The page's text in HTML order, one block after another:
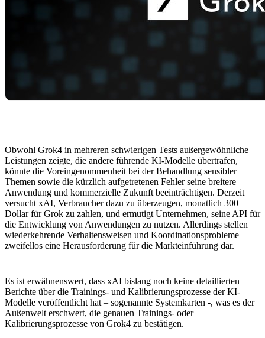
Obwohl Grok4 in mehreren schwierigen Tests außergewöhnliche
Leistungen zeigte, die andere führende KI-Modelle übertrafen,
könnte die Voreingenommenheit bei der Behandlung sensibler
Themen sowie die kürzlich aufgetretenen Fehler seine breitere
Anwendung und kommerzielle Zukunft beeinträchtigen. Derzeit
versucht xAI, Verbraucher dazu zu überzeugen, monatlich 300
Dollar für Grok zu zahlen, und ermutigt Unternehmen, seine API für
die Entwicklung von Anwendungen zu nutzen. Allerdings stellen
wiederkehrende Verhaltensweisen und Koordinationsprobleme
zweifellos eine Herausforderung für die Markteinführung dar.
Es ist erwähnenswert, dass xAI bislang noch keine detaillierten
Berichte über die Trainings- und Kalibrierungsprozesse der KI-
Modelle veröffentlicht hat – sogenannte Systemkarten -, was es der
Außenwelt erschwert, die genauen Trainings- oder
Kalibrierungsprozesse von Grok4 zu bestätigen.